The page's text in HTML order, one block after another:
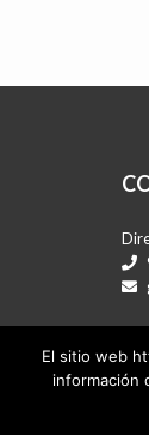
El sitio web
información